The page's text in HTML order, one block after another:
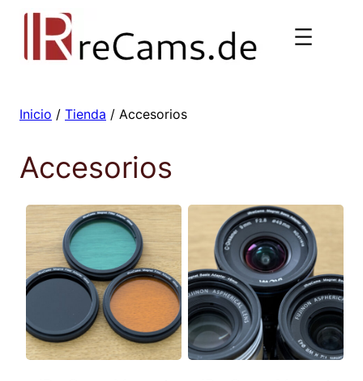
Saltar
contenido
Inicio / Tienda / Accesorios
Accesorios